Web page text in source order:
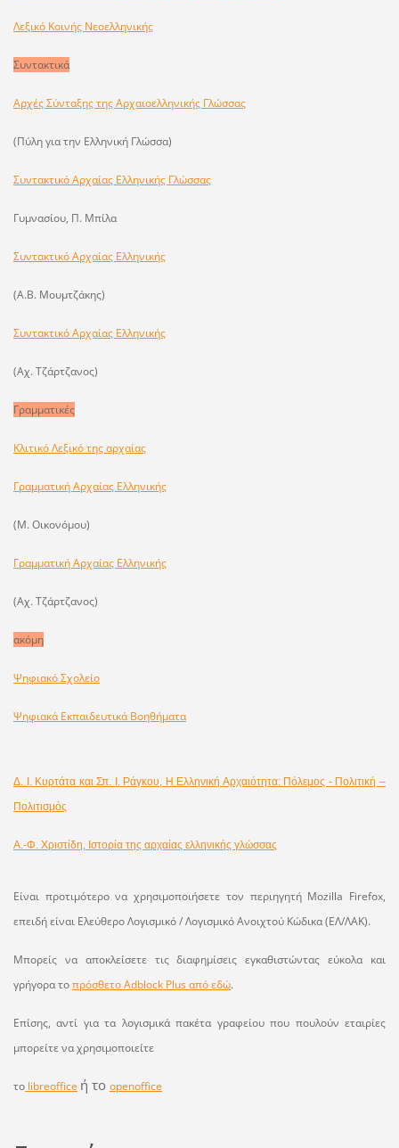
Λεξικό Κοινής Νεοελληνικής
Συντακτικά
Αρχές Σύνταξης της Αρχαιοελληνικής Γλώσσας
(Πύλη για την Ελληνική Γλώσσα)
Συντακτικό Αρχαίας Ελληνικής Γλώσσας
Γυμνασίου, Π. Μπίλα
Συντακτικό Αρχαίας Ελληνικής
(Α.Β. Μουμτζάκης)
Συντακτικό Αρχαίας Ελληνικής
(Αχ. Τζάρτζανος)
Γραμματικές
Κλιτικό Λεξικό της αρχαίας
Γραμματική Αρχαίας Ελληνικής
(Μ. Οικονόμου)
Γραμματική Αρχαίας Ελληνικής
(Αχ. Τζάρτζανος)
ακόμη
Ψηφιακό Σχολείο
Ψηφιακά Εκπαιδευτικά Βοηθήματα
Δ. Ι. Κυρτάτα και Σπ. Ι. Ράγκου, Η Ελληνική Αρχαιότητα: Πόλεμος - Πολιτική –
Πολιτισμός
Α.-Φ. Χριστίδη, Ιστορία της αρχαίας ελληνικής γλώσσας
Είναι προτιμότερο να χρησιμοποιήσετε τον περιηγητή Mozilla Firefox,
επειδή είναι Ελεύθερο Λογισμικό / Λογισμικό Ανοιχτού Κώδικα (ΕΛ/ΛΑΚ).
Μπορείς να αποκλείσετε τις διαφημίσεις εγκαθιστώντας εύκολα και
γρήγορα τοπρόσθετο Adblock Plus από εδώ.
Επίσης, αντί για τα λογισμικά πακέτα γραφείου που πουλούν εταιρίες
μπορείτε να χρησιμοποιείτε
τοlibreoffice ή το openoffice